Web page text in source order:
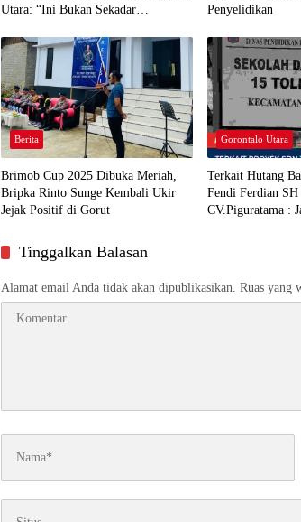
Utara: “Ini Bukan Sekadar
Penyelidikan
Berita
Brimob Cup 2025 Dibuka Meriah,
Bripka Rinto Sunge Kembali Ukir
Jejak Positif di Gorut
Gorontalo Utara
Terkait Hutang
Fendi Ferdian
CV.Piguratama :
Tinggalkan Balasan
Alamat email Anda tidak akan dipublikasikan. Ruas yang